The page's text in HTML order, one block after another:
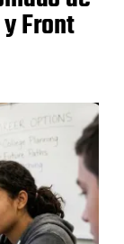
Front